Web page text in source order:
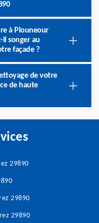
à Plouneour
il songer au
façade ?
de votre
de haute
29890
29890
29890